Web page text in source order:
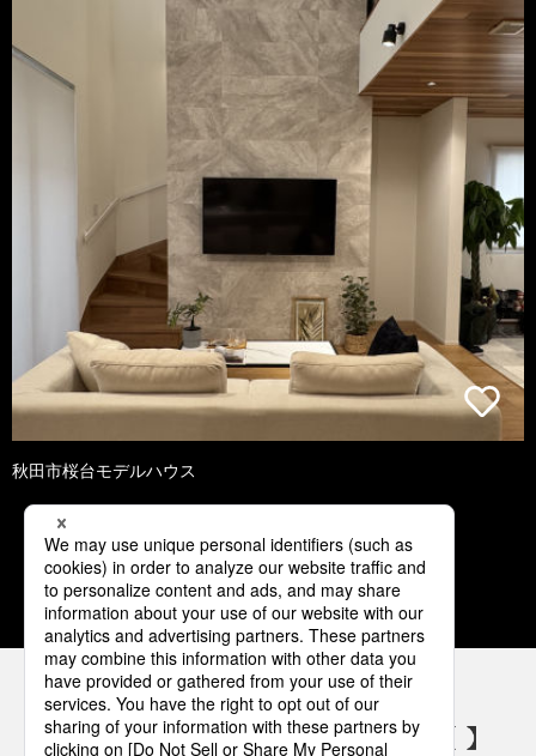
秋田市桜台モデルハウス
1 2 3 4 5
パナソニックの電気設備 SNSアカウント